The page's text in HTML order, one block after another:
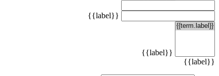
{{label}}
{{label}}
{{label}}